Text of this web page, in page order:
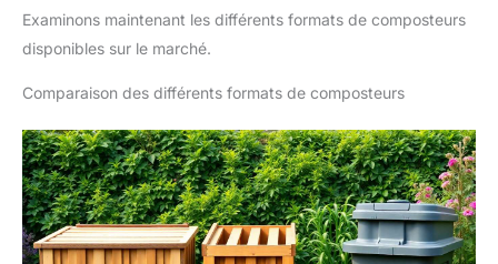
Examinons maintenant les différents formats de composteurs
disponibles sur le marché.
Comparaison des différents formats de composteurs